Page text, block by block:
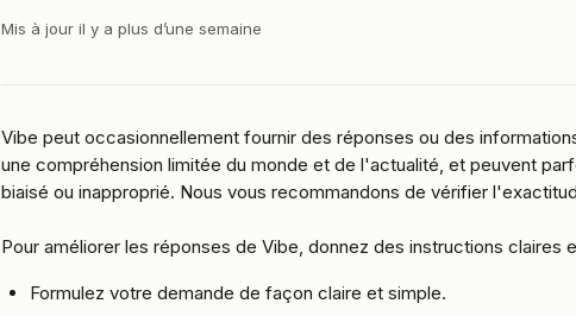
Mis à jour il y a plus d’une semaine
Vibe peut occasionnellement fournir des réponses ou des
une compréhension limitée du monde et de l'actualité, et peuvent
biaisé ou inapproprié. Nous vous recommandons de vérifier
Pour améliorer les réponses de Vibe, donnez des instructions claires
Formulez votre demande de façon claire et simple.